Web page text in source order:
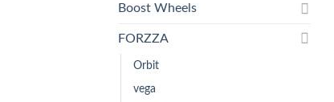
Boost Wheels
FORZZA
Orbit
vega